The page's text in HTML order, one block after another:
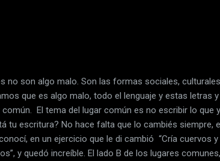
no son algo malo. Son las formas sociales,
que es algo malo, todo el lenguaje y estas letras
El tema del lugar común es no escribir lo que
tu escritura? No hace falta que lo cambiés siempre,
en un ejercicio que le di cambió “Cría cuervos
y quedó increíble. El lado B de los lugares